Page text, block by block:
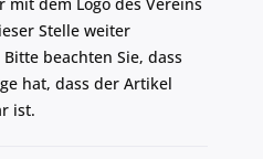
dem Logo des Vereins
Stelle weiter
beachten Sie, dass
hat, dass der Artikel
ist.